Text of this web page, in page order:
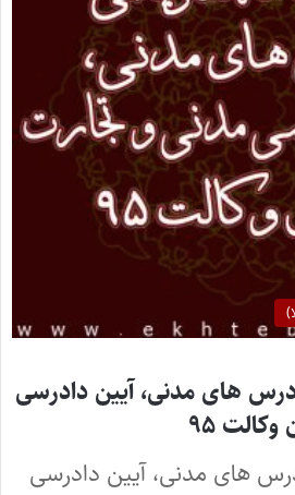
های مدنی، آیین دادرسی
۹۵
های مدنی، آیین دادرسی